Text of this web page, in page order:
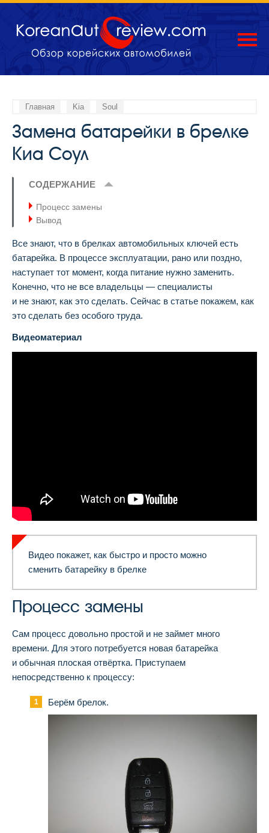
Главная Kia Soul
Замена батарейки в брелке
Киа Соул
СОДЕРЖАНИЕ
Процесс замены
Вывод
Все знают, что в брелках автомобильных ключей есть
батарейка. В процессе эксплуатации, рано или поздно,
наступает тот момент, когда питание нужно заменить.
Конечно, что не все владельцы — специалисты
и не знают, как это сделать. Сейчас в статье покажем, как
это сделать без особого труда.
Видеоматериал
Видео покажет, как быстро и просто можно
сменить батарейку в брелке
Процесс замены
Сам процесс довольно простой и не займет много
времени. Для этого потребуется новая батарейка
и обычная плоская отвёртка. Приступаем
непосредственно к процессу:
Берём брелок.